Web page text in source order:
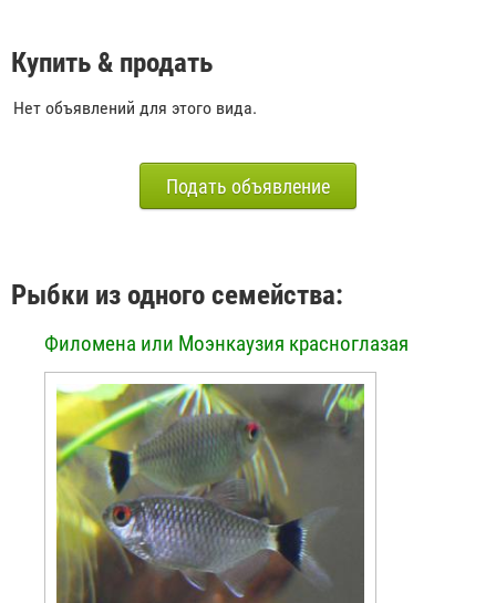
Купить & продать
Нет объявлений для этого вида.
Подать объявление
Рыбки из одного семейства:
Филомена или Моэнкаузия красноглазая